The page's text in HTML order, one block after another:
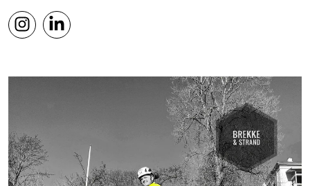
Instagram
LinkedIn